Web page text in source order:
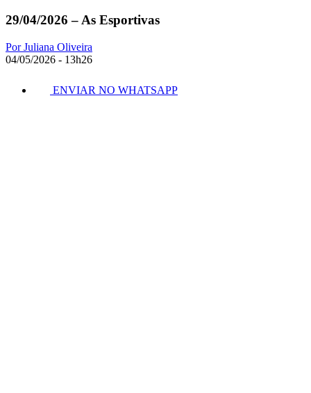
29/04/2026 – As Esportivas
Por Juliana Oliveira
04/05/2026 - 13h26
ENVIAR NO WHATSAPP